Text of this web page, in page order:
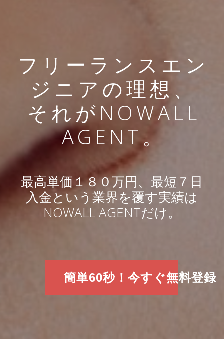
フリーランスエン
ジニアの理想、
それがNOWALL
AGENT。
最高単価１８０万円、最短７日
入金という業界を覆す実績は
NOWALL AGENTだけ。
簡単60秒！今すぐ無料登録